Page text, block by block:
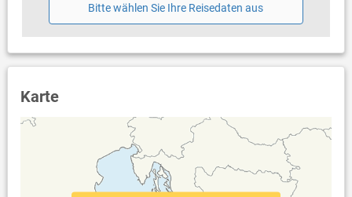
Bitte wählen Sie Ihre Reisedaten aus
Karte